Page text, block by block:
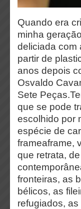
Quando era
minha
deliciada com
partir de
anos depois
Osvaldo
Sete
que se pode
escolhido por
espécie de
frameaframe,
que retrata,
fronteiras, as
bélicos, as
refugiados,